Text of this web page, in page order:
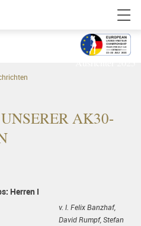
AK30-
Herren I
v. l. Felix Banzhaf,
David Rumpf, Stefan